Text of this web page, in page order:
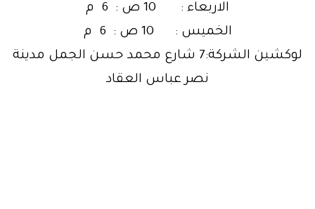
الاربعاء : 10 ص : 6 م
الخميس : 10 ص : 6 م
لوكشين الشركة:7 شارع محمد حسن الجمل مدينة
نصر عباس العقاد